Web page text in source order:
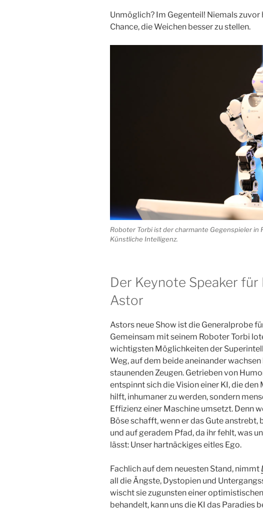
Unmöglich? Im Gegenteil! Niemals
Chance, die Weichen besser zu stellen.
Roboter Torbi ist der charmante Gegenspieler in
Künstliche Intelligenz.
Der Keynote Speaker für
Astor
Astors neue Show ist die Generalprobe
Gemeinsam mit seinem Roboter Torbi
wichtigsten Möglichkeiten der
Weg, auf dem beide aneinander
staunenden Zeugen. Getrieben von
entspinnt sich die Vision einer KI, die
hilft, inhumaner zu werden, sondern
Effizienz einer Maschine umsetzt. Denn
Böse schafft, wenn er das Gute anstrebt,
und auf geradem Pfad, da ihr fehlt, was
lässt: Unser hartnäckiges eitles Ego.
Fachlich auf dem neuesten Stand, nimmt
all die Ängste, Dystopien und
wischt sie zugunsten einer
behandelt, kann uns die KI das Paradies